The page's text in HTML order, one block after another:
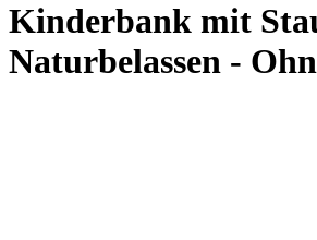
Kinderbank mit
Naturbelassen -